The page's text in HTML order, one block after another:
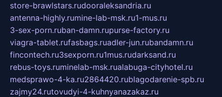
store-brawlstars.rudooraleksandria.ru
antenna-highly.rumine-lab-msk.ru1-mus.ru
3-sex-porn.ruban-damn.rupurse-factory.ru
viagra-tablet.rufasbags.ruadler-jun.rubandamn.ru
fincontech.ru3sexporn.ru1mus.rudarksand.ru
rebus-toys.ruminelab-msk.rualabuga-cityhotel.ru
medsprawo-4-ka.ru2864420.rublagodarenie-spb.ru
zajmy24.rutovudyi-4-kuhnyanazakaz.ru